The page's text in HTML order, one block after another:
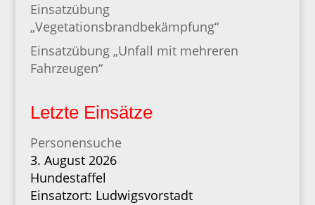
Einsatzübung
„Vegetationsbrandbekämpfung“
Einsatzübung „Unfall mit mehreren
Fahrzeugen“
Letzte Einsätze
Personensuche
3. August 2026
Hundestaffel
Einsatzort: Ludwigsvorstadt